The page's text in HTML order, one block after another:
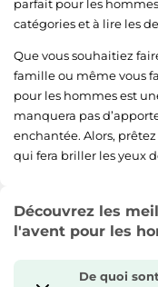
parfait pour les
catégories et à lire les
Que vous souhaitiez
famille ou même vous
pour les hommes est
manquera pas
enchantée. Alors,
qui fera briller les yeux
Découvrez les
l'avent pour les
De quoi